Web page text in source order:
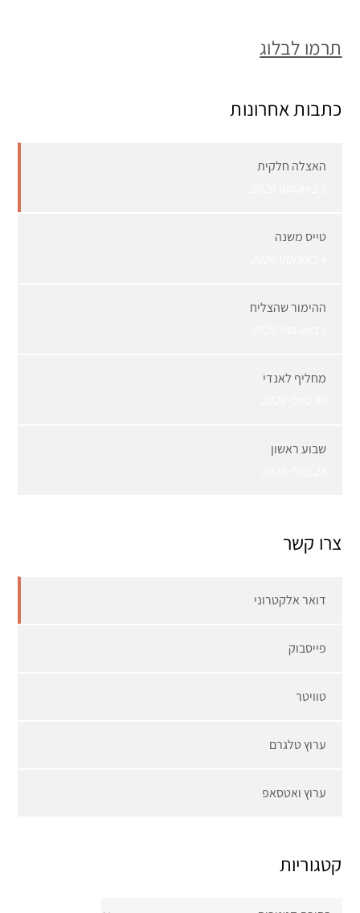
תרמו לבלוג
כתבות אחרונות
האצלה חלקית
טייס משנה
ההימור שהצליח
מחליף לאנדי
שבוע ראשון
צרו קשר
דואר אלקטרוני
פייסבוק
טוויטר
ערוץ טלגרם
ערוץ ואטסאפ
קטגוריות